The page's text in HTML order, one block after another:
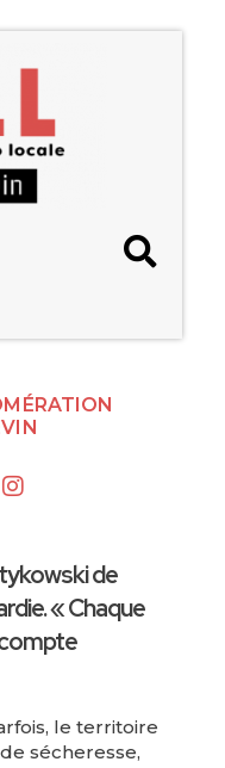
de
« Chaque
le territoire
sécheresse,